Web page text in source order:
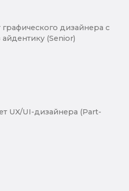
дизайнера с
(Senior)
UX/UI-дизайнера (Part-